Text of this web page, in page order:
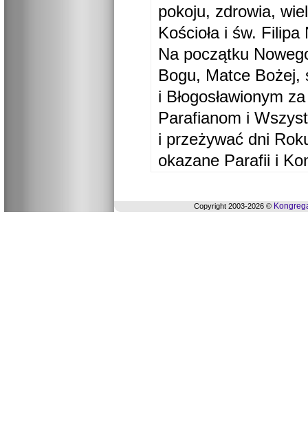
pokoju, zdrowia,
Kościoła i św. Filipa
Na początku
Bogu, Matce Bożej,
i Błogosławionym
Parafianom i
i przeżywać dni
okazane Parafii i
Copyright 2003-2026 ©